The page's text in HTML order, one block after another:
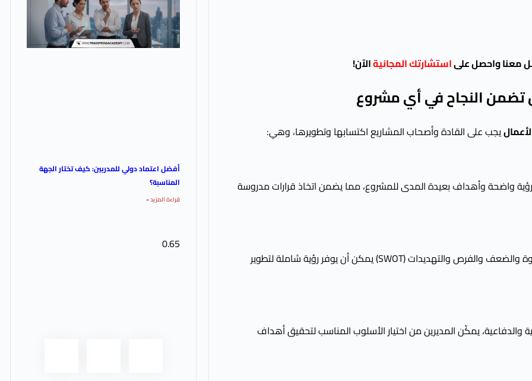
معنا واحصل علىاستشارتك المجانيةالآن!
تضمن النجاح في أي مشروع
يجب على القادة وأصحاب المشاريع اكتسابها وتطويرها، وهي:
رؤية واضحة وأهداف بعيدة المدى للمشروع، مما يضمن اتخاذ قرارات مدروسة
فهم البيئة الداخلية والخارجية للمشروع من خلال تحليل نقاط القوة والضعف والفرص والتهديدات (SWOT) يمكن أن يوفر رؤية شاملة لتطوير
والدفاعية، يمكّن المديرين من اختيار الأسلوب المناسب لتحقيق أهداف
أفضل اعتماد دولي للمدربين: كيف تختار الجهة
المناسبة؟
قراءة المزيد »